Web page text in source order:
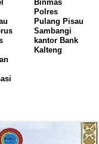
Binmas
Polres
Pulang Pisau
Sambangi
kantor Bank
Kalteng